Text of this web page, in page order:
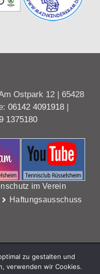
Ostpark 12 | 65428
06142 4091918|
1375180
im Verein
Haftungsausschuss
zu gestalten und
verwenden wir Cookies.